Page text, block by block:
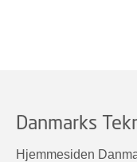
Danmarks
Hjemmesiden